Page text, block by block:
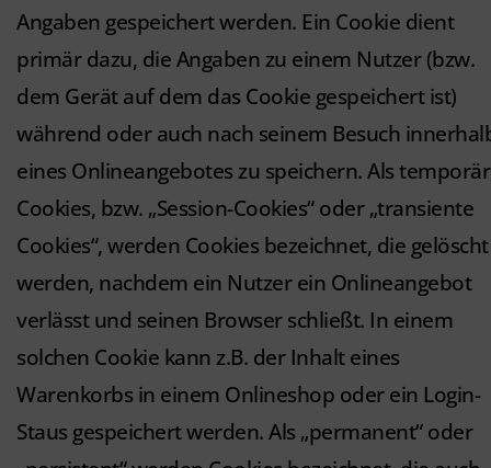
Angaben gespeichert werden. Ein Cookie dient
primär dazu, die Angaben zu einem Nutzer (bzw.
dem Gerät auf dem das Cookie gespeichert ist)
während oder auch nach seinem Besuch
eines Onlineangebotes zu speichern. Als
Cookies, bzw. „Session-Cookies“ oder „transiente
Cookies“, werden Cookies bezeichnet, die gelöscht
werden, nachdem ein Nutzer ein Onlineangebot
verlässt und seinen Browser schließt. In einem
solchen Cookie kann z.B. der Inhalt eines
Warenkorbs in einem Onlineshop oder ein Login-
Staus gespeichert werden. Als „permanent“ oder